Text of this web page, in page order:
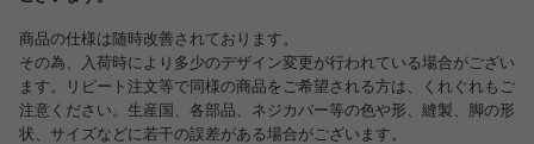
商品の仕様は随時改善されております。
その為、入荷時により多少のデザイン変更が行われている場合がござい
ます。リピート注文等で同様の商品をご希望される方は、くれぐれもご
注意ください。生産国、各部品、ネジカバー等の色や形、縫製、脚の形
状、サイズなどに若干の誤差がある場合がございます。